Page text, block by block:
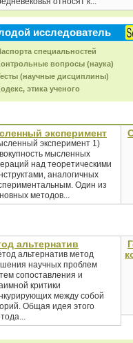
исследователь
специальностей
вопросы (наука)
(научные дисциплины)
этика ученого
эксперимент
эксперимент 1)
мысленных
над теоретическими
аналогичных
Один из
методов...
альтернатив
альтернатив метод
научных проблем
сопоставления и
критики
между собой
Общая идея этого